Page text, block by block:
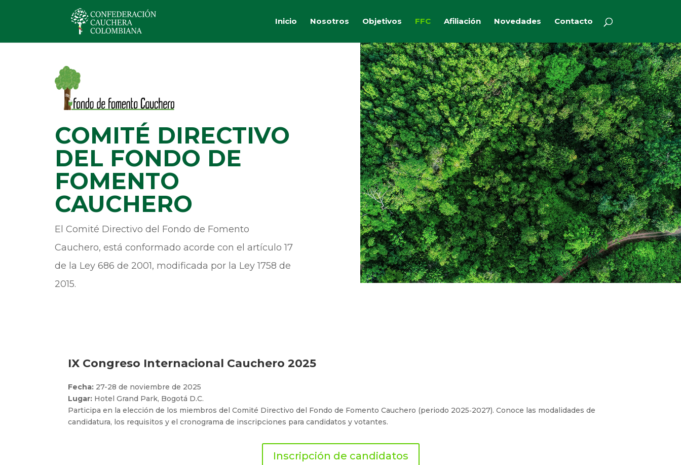
Inicio Nosotros Objetivos FFC Afiliación Novedades Contacto
COMITÉ DIRECTIVO
DEL FONDO DE
FOMENTO
CAUCHERO
El Comité Directivo del Fondo de Fomento
Cauchero, está conformado acorde con el artículo 17
de la Ley 686 de 2001, modificada por la Ley 1758 de
2015.
IX Congreso Internacional Cauchero 2025
Fecha: 27-28 de noviembre de 2025
Lugar: Hotel Grand Park, Bogotá D.C.
Participa en la elección de los miembros del Comité Directivo del Fondo de Fomento Cauchero (periodo 2025‑2027). Conoce las modalidades de
candidatura, los requisitos y el cronograma de inscripciones para candidatos y votantes.
Inscripción de candidatos